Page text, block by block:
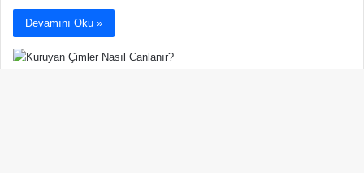
Devamını Oku »